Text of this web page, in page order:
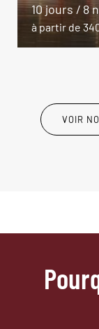
10 jours / 8
à partir de
VOIR